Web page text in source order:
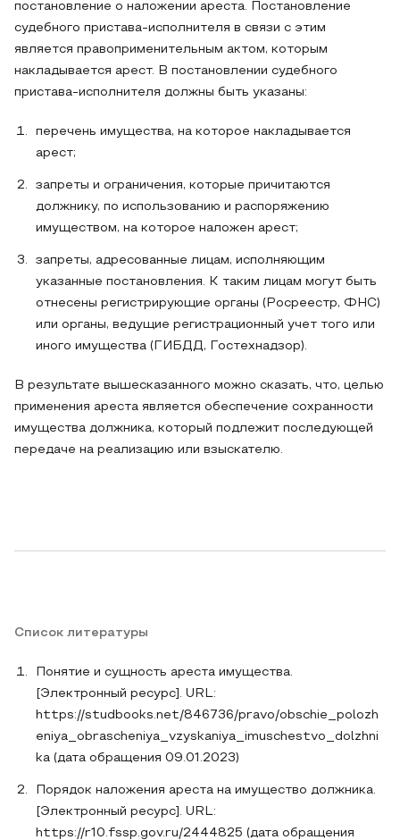
постановление о наложении ареста. Постановление
судебного пристава-исполнителя в связи с этим
является правоприменительным актом, которым
накладывается арест. В постановлении судебного
пристава-исполнителя должны быть указаны:
перечень имущества, на которое накладывается
арест;
запреты и ограничения, которые причитаются
должнику, по использованию и распоряжению
имуществом, на которое наложен арест;
запреты, адресованные лицам, исполняющим
указанные постановления. К таким лицам могут быть
отнесены регистрирующие органы (Росреестр, ФНС)
или органы, ведущие регистрационный учет того или
иного имущества (ГИБДД, Гостехнадзор).
В результате вышесказанного можно сказать, что, целью
применения ареста является обеспечение сохранности
имущества должника, который подлежит последующей
передаче на реализацию или взыскателю.
Список литературы
Понятие и сущность ареста имущества.
[Электронный ресурс]. URL:
https://studbooks.net/846736/pravo/obschie_polozh
eniya_obrascheniya_vzyskaniya_imuschestvo_dolzhni
ka (дата обращения 09.01.2023)
Порядок наложения ареста на имущество должника.
[Электронный ресурс]. URL:
https://r10.fssp.gov.ru/2444825 (дата обращения